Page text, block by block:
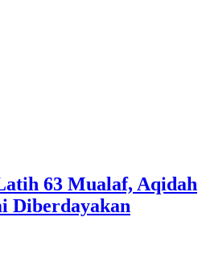
63 Mualaf, Aqidah
Diberdayakan